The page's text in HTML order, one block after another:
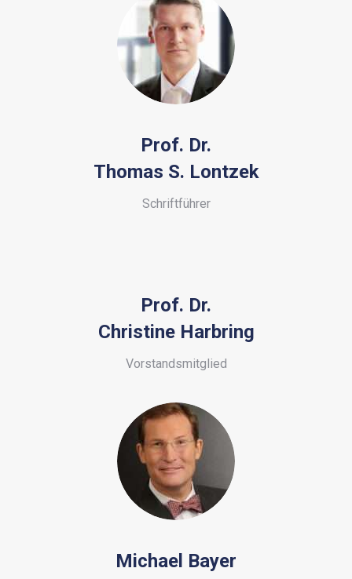
Prof. Dr.
Thomas S. Lontzek
Schriftführer
Prof. Dr.
ChristineHarbring
Vorstandsmitglied
Michael Bayer